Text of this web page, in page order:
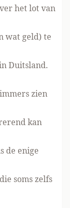
het lot van
wat geld) te
Duitsland.
zien
kan
de enige
soms zelfs